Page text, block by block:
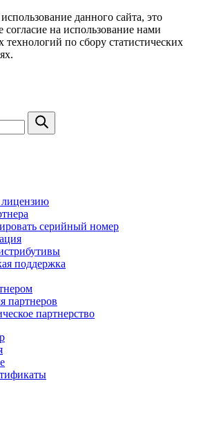
данного сайта, это
согласие на использование нами
по сбору статистических
серийный номер
поддержка
партнеров
партнерство